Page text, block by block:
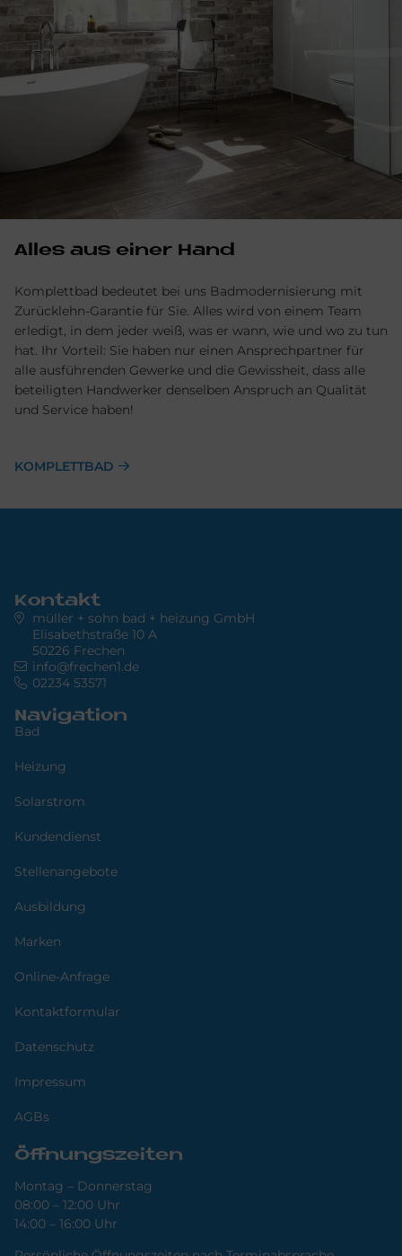
Alles aus einer Hand
Komplettbad bedeutet bei uns Badmodernisierung mit
Zurücklehn-Garantie für Sie. Alles wird von einem Team
erledigt, in dem jeder weiß, was er wann, wie und wo zu tun
hat. Ihr Vorteil: Sie haben nur einen Ansprechpartner für
alle ausführenden Gewerke und die Gewissheit, dass alle
beteiligten Handwerker denselben Anspruch an Qualität
und Service haben!
KOMPLETTBAD
Kontakt
müller + sohn bad + heizung GmbH
Elisabethstraße 10 A
50226 Frechen
info@frechen1.de
02234 53571
Navigation
Bad
Heizung
Solarstrom
Kundendienst
Stellenangebote
Ausbildung
Marken
Online-Anfrage
Kontaktformular
Datenschutz
Impressum
AGBs
Öffnungszeiten
Montag – Donnerstag
08:00 – 12:00 Uhr
14:00 – 16:00 Uhr